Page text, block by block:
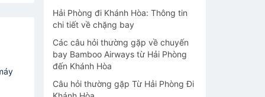
Hải Phòng đi Khánh Hòa: Thông tin
chi tiết về chặng bay
Các câu hỏi thường gặp về chuyến
bay Bamboo Airways từ Hải Phòng
đến Khánh Hòa
Câu hỏi thường gặp Từ Hải Phòng Đi